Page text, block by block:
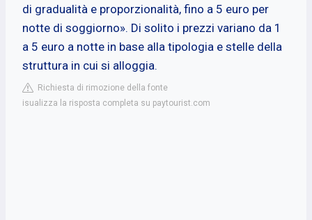
di gradualità e proporzionalità, fino a 5 euro per
notte di soggiorno». Di solito i prezzi variano da 1
a 5 euro a notte in base alla tipologia e stelle della
struttura in cui si alloggia.
Richiesta di rimozione della fonte
isualizza la risposta completa su paytourist.com